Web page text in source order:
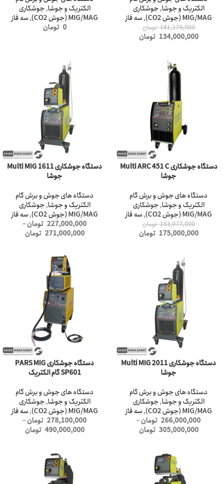
الکتریک و جوشا,جوشکاری
MIG/MAG (جوش CO2)
,سه فاز
141,179,000 تومان
134,000,000 تومان
الکتریک و جوشا,جوشکاری
MIG/MAG (جوش CO2)
,سه فاز
0 تومان
دستگاه جوشکاری Multi ARC 451 C
جوشا
دستگاه های جوش و برش گام
الکتریک و جوشا,جوشکاری
MIG/MAG (جوش CO2)
,سه فاز
183,077,000 تومان
175,000,000 تومان
دستگاه جوشکاری Multi MIG 1611
جوشا
دستگاه های جوش و برش گام
الکتریک و جوشا,جوشکاری
MIG/MAG (جوش CO2)
,سه فاز
227,000,000 تومان–
271,000,000 تومان
دستگاه جوشکاری Multi MIG 2011
جوشا
دستگاه های جوش و برش گام
الکتریک و جوشا,جوشکاری
MIG/MAG (جوش CO2)
,سه فاز
266,000,000 تومان–
305,000,000 تومان
دستگاه جوشکاری PARS MIG
SP601 گام الکتریک
دستگاه های جوش و برش گام
الکتریک و جوشا,جوشکاری
MIG/MAG (جوش CO2)
,سه فاز
278,100,000 تومان–
490,000,000 تومان